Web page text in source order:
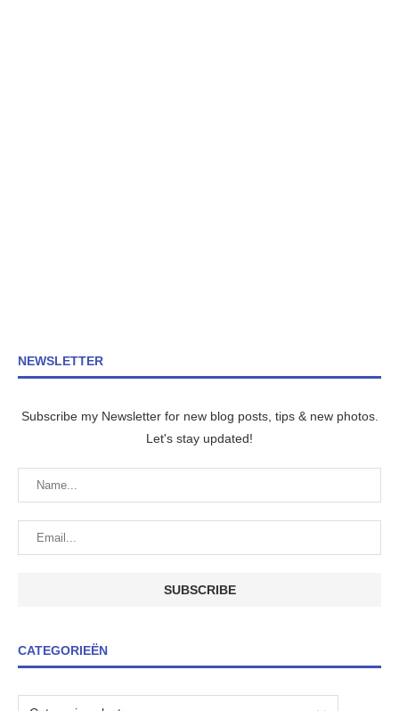
NEWSLETTER
Subscribe my Newsletter for new blog posts, tips & new photos.
Let's stay updated!
CATEGORIEËN